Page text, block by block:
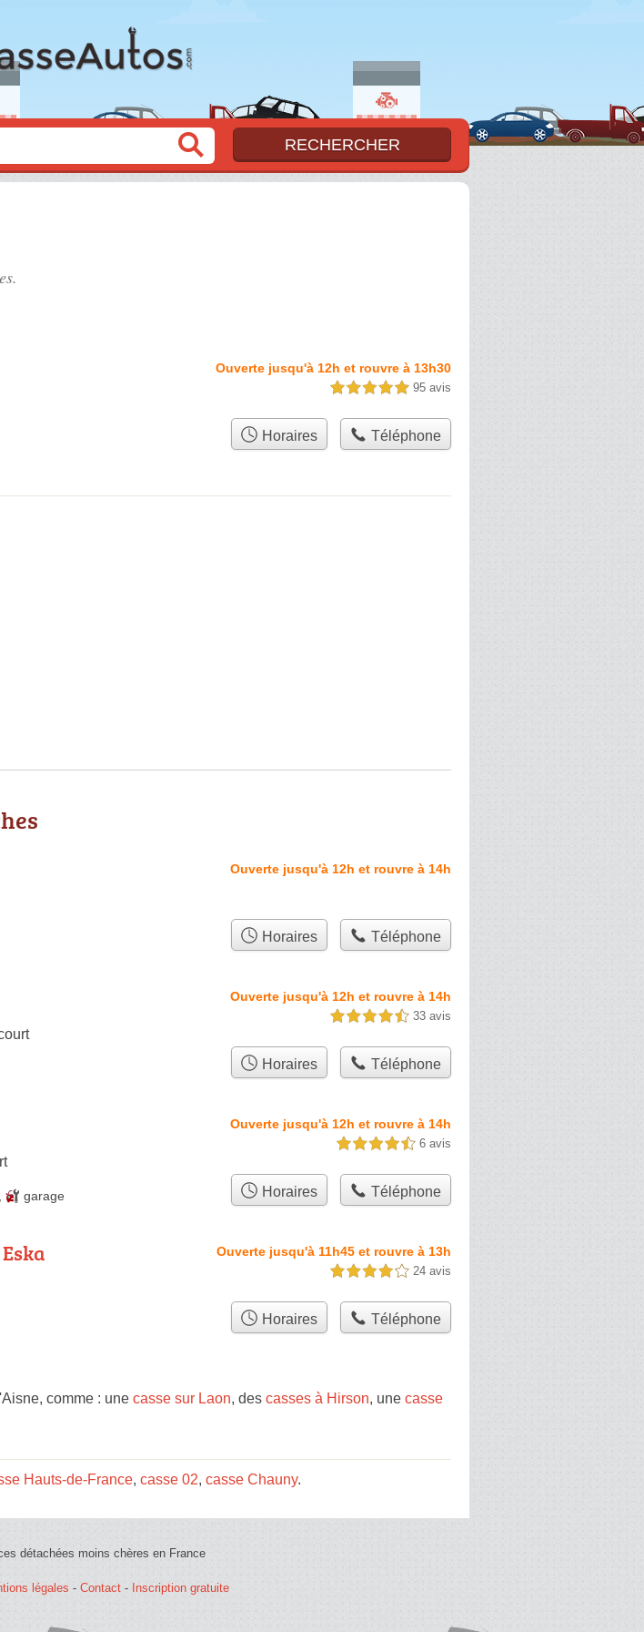
.
Ouverte jusqu'à 12h et rouvre à 13h30
5,0 étoiles sur 5 95 avis
Horaires Téléphone
Ouverte jusqu'à 12h et rouvre à 14h
Horaires Téléphone
Ouverte jusqu'à 12h et rouvre à 14h
4,5 étoiles sur 5 33 avis
Horaires Téléphone
Ouverte jusqu'à 12h et rouvre à 14h
4,5 étoiles sur 5 6 avis
garage Horaires Téléphone
Ouverte jusqu'à 11h45 et rouvre à 13h
4,0 étoiles sur 5 24 avis
Horaires Téléphone
comme : une casse sur Laon, des casses à Hirson, une casse
Hauts-de-France, casse 02, casse Chauny.
détachées moins chères en France
légales - Contact - Inscription gratuite